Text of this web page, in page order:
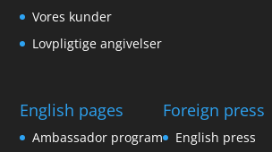
Vores kunder
Lovpligtige angivelser
English pages
Ambassador program
Foreign press
English press